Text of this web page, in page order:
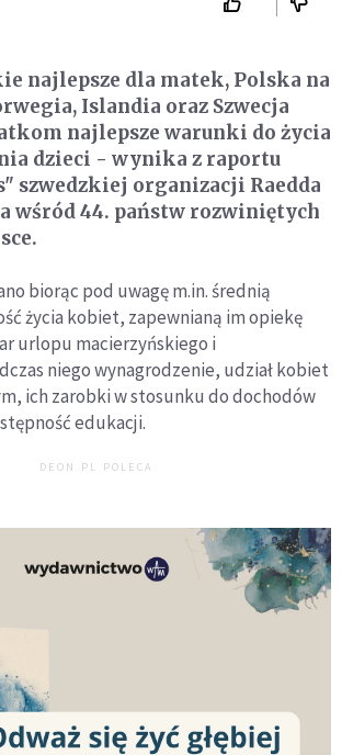
najlepsze dla matek, Polska na
Islandia oraz Szwecja
najlepsze warunki do życia
dzieci - wynika z raportu
szwedzkiej organizacji Raedda
wśród 44. państw rozwiniętych
biorąc pod uwagę m.in. średnią
życia kobiet, zapewnianą im opiekę
urlopu macierzyńskiego i
niego wynagrodzenie, udział kobiet
ich zarobki w stosunku do dochodów
edukacji.
DEON.PL POLECA